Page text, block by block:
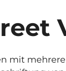
mit